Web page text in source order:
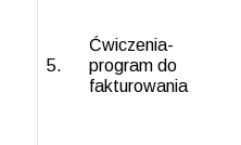
5.
Ćwiczenia-
program do
fakturowania